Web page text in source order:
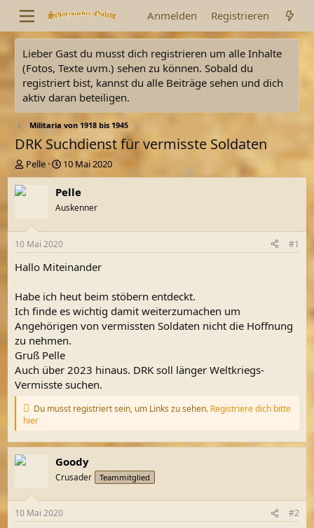
Anmelden Registrieren
Lieber Gast du musst dich registrieren um alle Inhalte
(Fotos, Texte uvm.) sehen zu können. Sobald du
registriert bist, kannst du alle Beiträge sehen und dich
aktiv daran beteiligen.
Militaria von 1918 bis 1945
DRK Suchdienst für vermisste Soldaten
E
r
s
l
e
r
Pelle
E
r
s
e
t
a
10 Mai 2020
Pelle
Auskenner
10 Mai 2020 #1
Hallo Miteinander
Habe ich heut beim stöbern entdeckt.
Ich finde es wichtig damit weiterzumachen um
Angehörigen von vermissten Soldaten nicht die Hoffnung
zu nehmen.
Gruß Pelle
Auch über 2023 hinaus. DRK soll länger Weltkriegs-
Vermisste suchen.
Du musst registriert sein, um Links zu sehen. Registriere dich bitte
hier
Goody
Crusader Teammitglied
10 Mai 2020 #2